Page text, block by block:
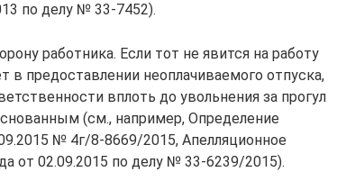
по делу № 33‑7452).
работника. Если тот не явится на работу
в предоставлении неоплачиваемого отпуска,
вплоть до увольнения за прогул
(см., например, Определение
№ 4г/8‑8669/2015, Апелляционное
от 02.09.2015 по делу № 33‑6239/2015).